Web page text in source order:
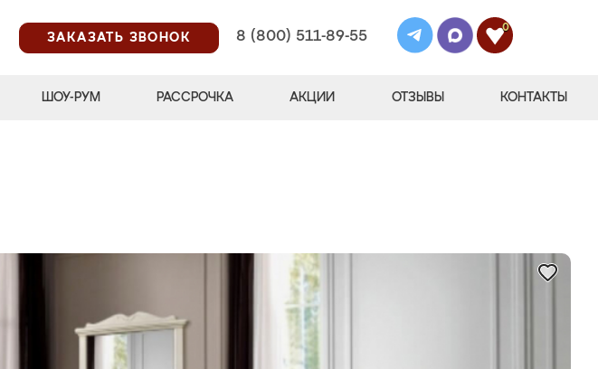
ЗАКАЗАТЬ ЗВОНОК
8 (800) 511-89-55
0
ШОУ-РУМ РАССРОЧКА АКЦИИ ОТЗЫВЫ КОНТАКТЫ